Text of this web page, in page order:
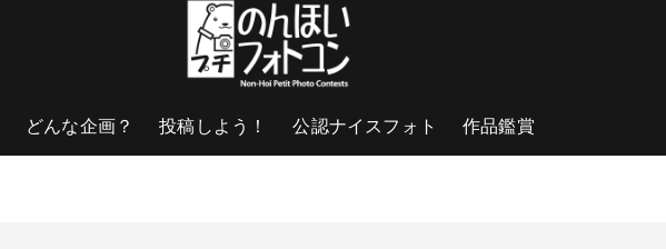
どんな企画？ 投稿しよう！ 公認ナイスフォト 作品鑑賞